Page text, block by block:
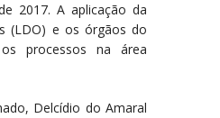
2017. A aplicação da
(LDO) e os órgãos do
processos na área
Delcídio do Amaral